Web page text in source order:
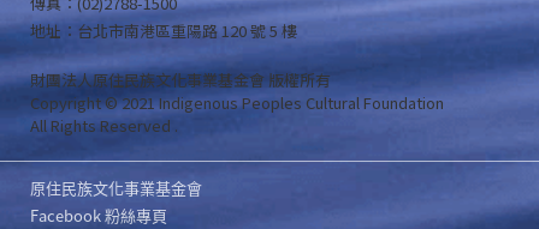
地址：台北市南港區重陽路 120 號 5 樓
財團法人原住民族文化事業基金會 版權所有
Copyright © 2021 Indigenous Peoples Cultural Foundation
All Rights Reserved .
原住民族文化事業基金會
Facebook 粉絲專頁